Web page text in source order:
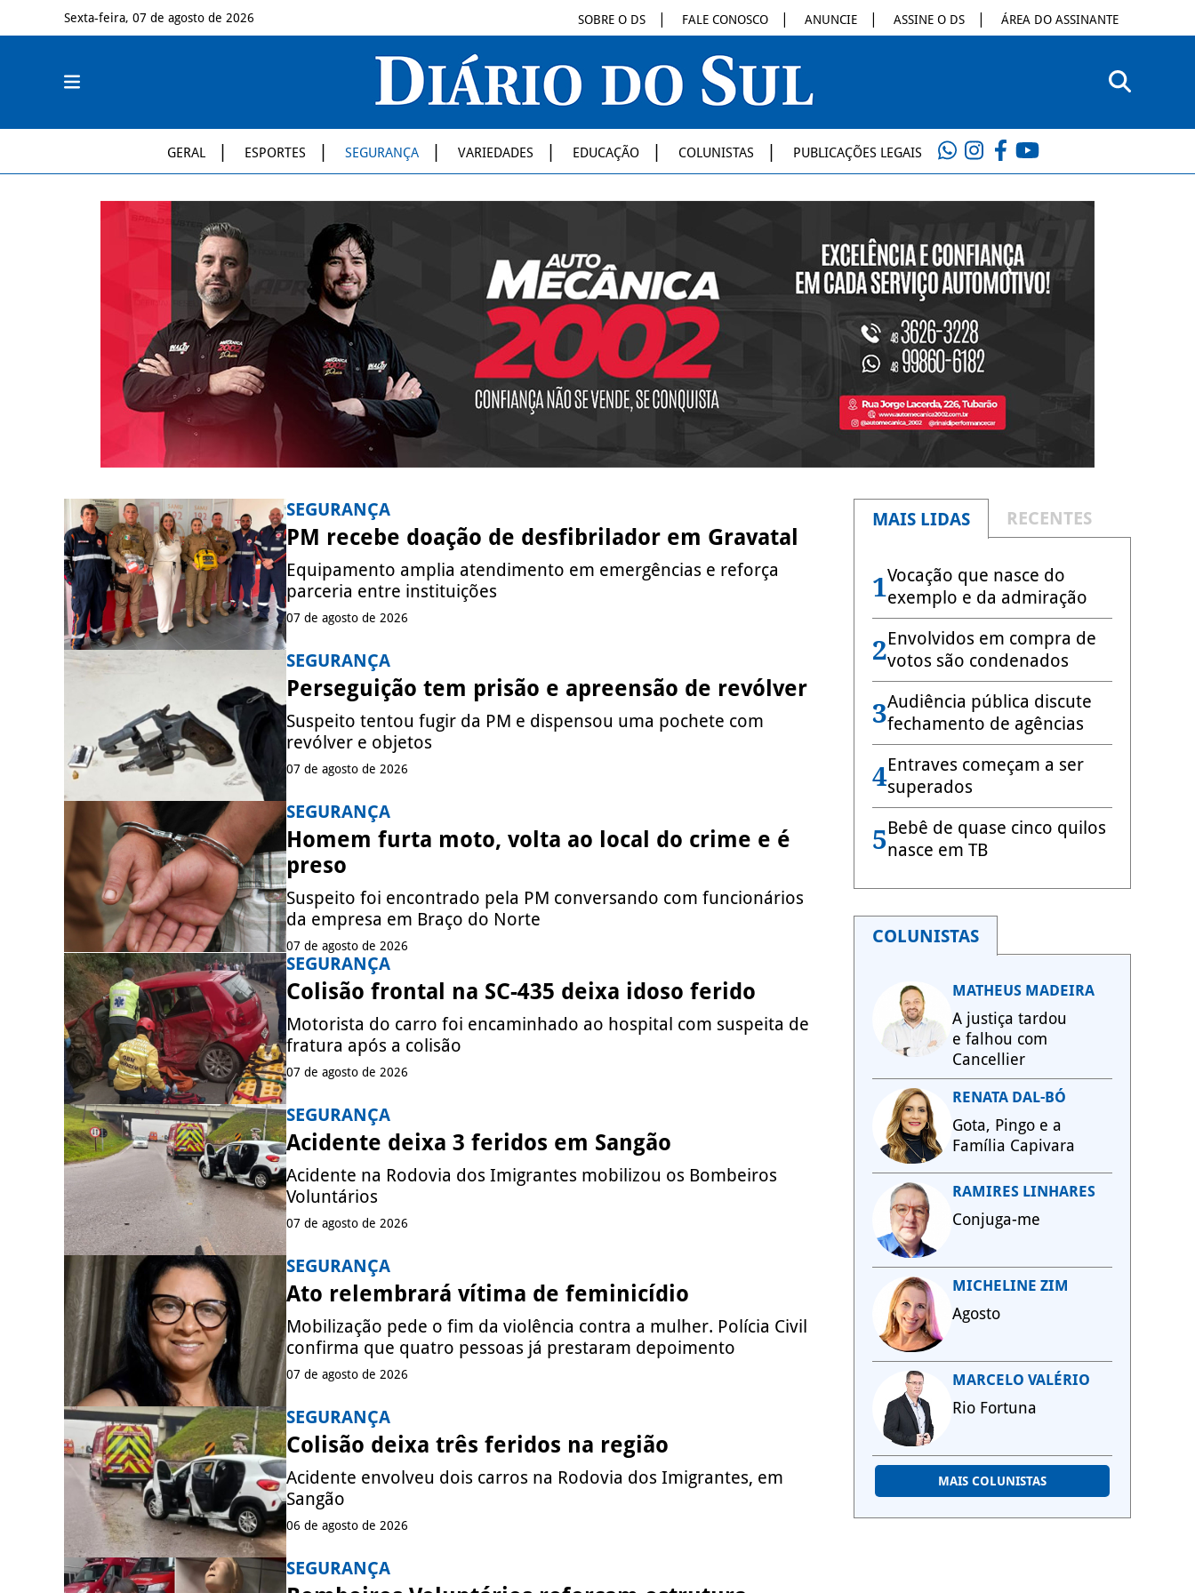
Sexta-feira, 07 de agosto de 2026 SOBRE O DS FALE CONOSCO ANUNCIE ASSINE O DS ÁREA DO ASSINANTE
GERAL ESPORTES SEGURANÇA VARIEDADES EDUCAÇÃO COLUNISTAS PUBLICAÇÕES LEGAIS
SEGURANÇA
PM recebe doação de desfibrilador em Gravatal
Equipamento amplia atendimento em emergências e reforça
parceria entre instituições
07 de agosto de 2026
SEGURANÇA
Perseguição tem prisão e apreensão de revólver
Suspeito tentou fugir da PM e dispensou uma pochete com
revólver e objetos
07 de agosto de 2026
SEGURANÇA
Homem furta moto, volta ao local do crime e é
preso
Suspeito foi encontrado pela PM conversando com funcionários
da empresa em Braço do Norte
07 de agosto de 2026
SEGURANÇA
Colisão frontal na SC-435 deixa idoso ferido
Motorista do carro foi encaminhado ao hospital com suspeita de
fratura após a colisão
07 de agosto de 2026
SEGURANÇA
Acidente deixa 3 feridos em Sangão
Acidente na Rodovia dos Imigrantes mobilizou os Bombeiros
Voluntários
07 de agosto de 2026
SEGURANÇA
Ato relembrará vítima de feminicídio
Mobilização pede o fim da violência contra a mulher. Polícia Civil
confirma que quatro pessoas já prestaram depoimento
07 de agosto de 2026
SEGURANÇA
Colisão deixa três feridos na região
Acidente envolveu dois carros na Rodovia dos Imigrantes, em
Sangão
06 de agosto de 2026
SEGURANÇA
MAIS LIDAS RECENTES
1Vocação que nasce do
exemplo e da admiração
2Envolvidos em compra de
votos são condenados
3Audiência pública discute
fechamento de agências
4Entraves começam a ser
superados
5Bebê de quase cinco quilos
nasce em TB
COLUNISTAS
MATHEUS MADEIRA
A justiça tardou
e falhou com
Cancellier
RENATA DAL-BÓ
Gota, Pingo e a
Família Capivara
RAMIRES LINHARES
Conjuga-me
MICHELINE ZIM
Agosto
MARCELO VALÉRIO
Rio Fortuna
MAIS COLUNISTAS